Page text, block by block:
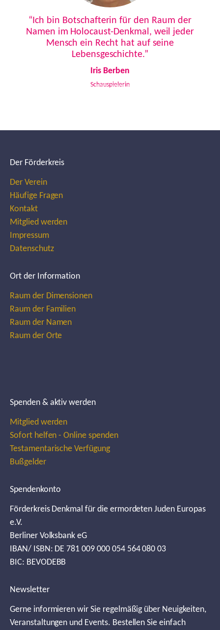
“Ich bin Botschafterin für den Raum der
Namen im Holocaust-Denkmal, weil jeder
Mensch ein Recht hat auf seine
Lebensgeschichte.”
Iris Berben
Schauspielerin
Der Förderkreis
Der Verein
Häufige Fragen
Kontakt
Mitglied werden
Impressum
Datenschutz
Ort der Information
Raum der Dimensionen
Raum der Familien
Raum der Namen
Raum der Orte
Spenden & aktiv werden
Mitglied werden
Sofort helfen - Online spenden
Testamentarische Verfügung
Bußgelder
Spendenkonto
Förderkreis Denkmal für die ermordeten Juden Europas
e.V.
Berliner Volksbank eG
IBAN/ ISBN: DE 781 009 000 054 564 080 03
BIC: BEVODEBB
Newsletter
Gerne informieren wir Sie regelmäßig über Neuigkeiten,
Veranstaltungen und Events. Bestellen Sie einfach